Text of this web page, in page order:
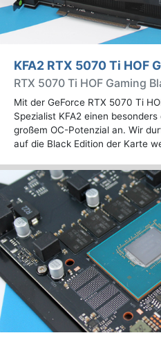
KFA2 RTX 5070 Ti HOF
RTX 5070 Ti HOF Gaming
Mit der GeForce RTX 5070 Ti
Spezialist KFA2 einen
großem OC-Potenzial an. Wir
auf die Black Edition der Karte